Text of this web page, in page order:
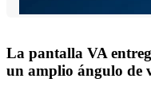
La pantalla VA
un amplio ángulo de